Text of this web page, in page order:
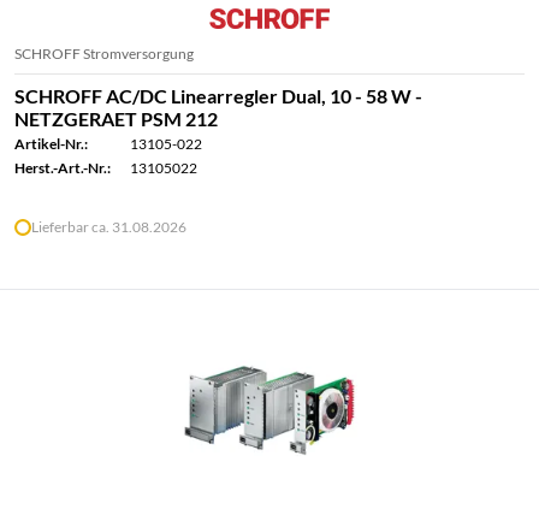
SCHROFF Stromversorgung
SCHROFF AC/DC Linearregler Dual, 10 - 58 W -
NETZGERAET PSM 212
Artikel-Nr.:
13105-022
Herst.-Art.-Nr.:
13105022
Lieferbar ca. 31.08.2026